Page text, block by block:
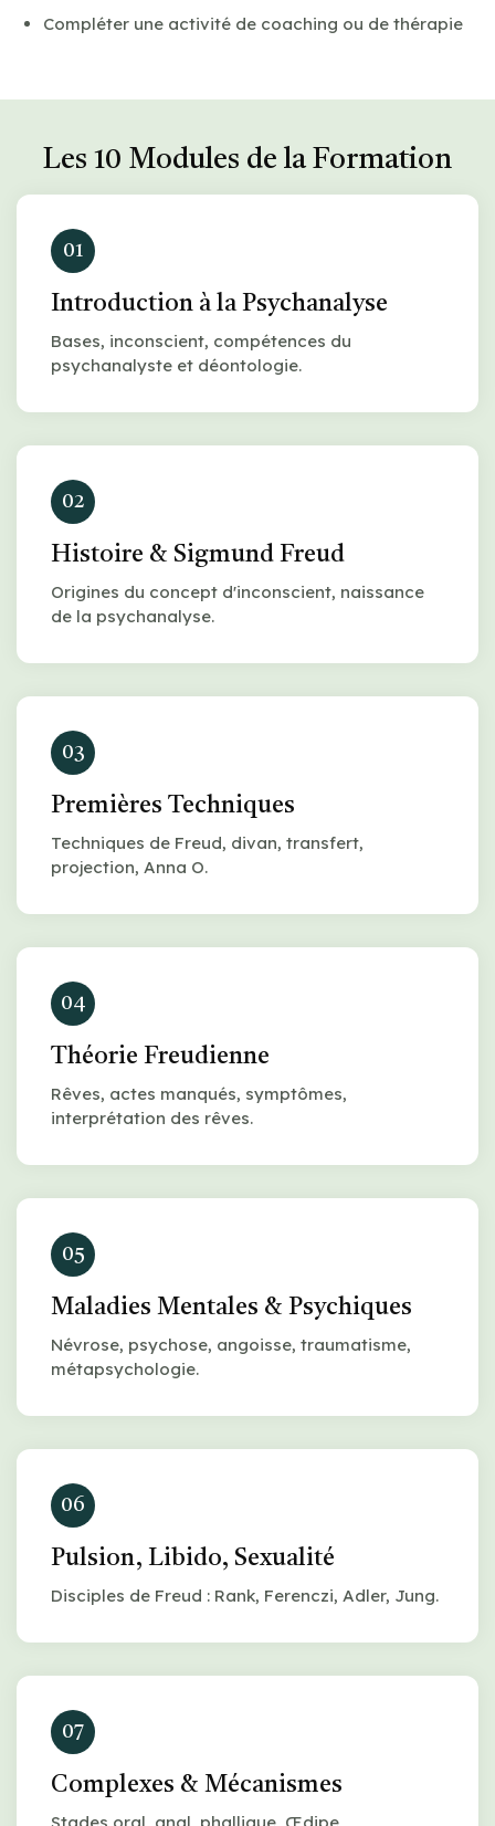
Compléter une activité de coaching ou de thérapie
Les 10 Modules de la Formation
01
Introduction à la Psychanalyse
Bases, inconscient, compétences du
psychanalyste et déontologie.
02
Histoire & Sigmund Freud
Origines du concept d'inconscient, naissance
de la psychanalyse.
03
Premières Techniques
Techniques de Freud, divan, transfert,
projection, Anna O.
04
Théorie Freudienne
Rêves, actes manqués, symptômes,
interprétation des rêves.
05
Maladies Mentales & Psychiques
Névrose, psychose, angoisse, traumatisme,
métapsychologie.
06
Pulsion, Libido, Sexualité
Disciples de Freud : Rank, Ferenczi, Adler, Jung.
07
Complexes & Mécanismes